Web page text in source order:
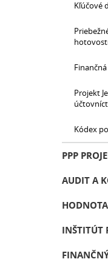
Kľúčové
Projekt
Kódex
PPP
AUDIT A
INŠTITÚT